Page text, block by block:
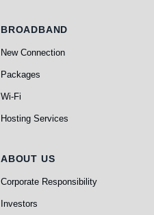
Broadband
BROADBAND
New Connection
Packages
Wi-Fi
Hosting Services
About Us
ABOUT US
Corporate Responsibility
Investors